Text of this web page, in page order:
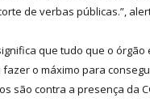
de verbas públicas.”,
que tudo que o
o máximo para
contra a presença da